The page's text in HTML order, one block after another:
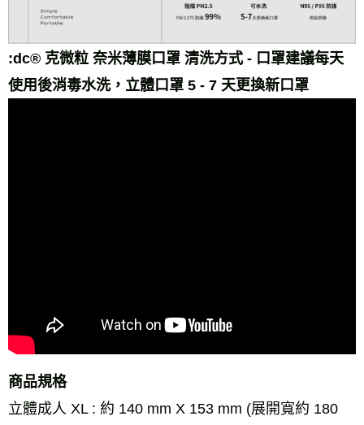
:dc® 克微粒 奈米薄膜口罩 清洗方式 - 口罩建議每天
使用後消毒水洗，立體口罩 5 - 7 天更換新口罩
商品規格
立體成人 XL : 約 140 mm X 153 mm (展開寬約 180